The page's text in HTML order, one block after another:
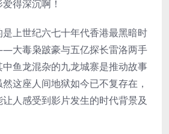
得深沉啊！
上世纪六七十年代香港最黑暗时
大毒枭跛豪与五亿探长雷洛两手
鱼龙混杂的九龙城寨是推动故事
这座人间地狱如今已不复存在，
人感受到影片发生的时代背景及